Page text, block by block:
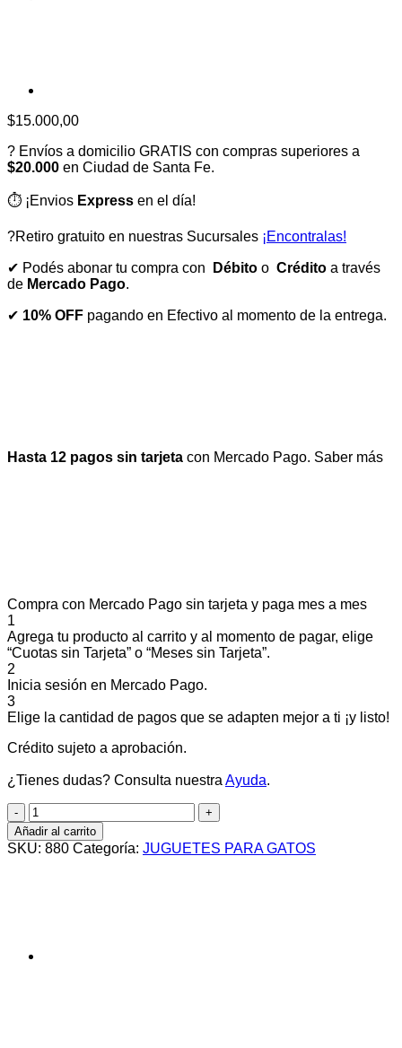
$15.000,00
? Envíos a domicilio GRATIS con compras superiores a
$20.000 en Ciudad de Santa Fe.
⏱️ ¡Envios Express en el día!
?Retiro gratuito en nuestras Sucursales ¡Encontralas!
✔ Podés abonar tu compra con Débito o Crédito a través
de Mercado Pago.
✔ 10% OFF pagando en Efectivo al momento de la entrega.
Hasta 12 pagos sin tarjeta con Mercado Pago. Saber más
Compra con Mercado Pago sin tarjeta y paga mes a mes
1
Agrega tu producto al carrito y al momento de pagar, elige
“Cuotas sin Tarjeta” o “Meses sin Tarjeta”.
2
Inicia sesión en Mercado Pago.
3
Elige la cantidad de pagos que se adapten mejor a ti ¡y listo!
Crédito sujeto a aprobación.
¿Tienes dudas? Consulta nuestra Ayuda.
RATON
SISAL
JUMBO
cantidad
Añadir al carrito
SKU: 880 Categoría: JUGUETES PARA GATOS